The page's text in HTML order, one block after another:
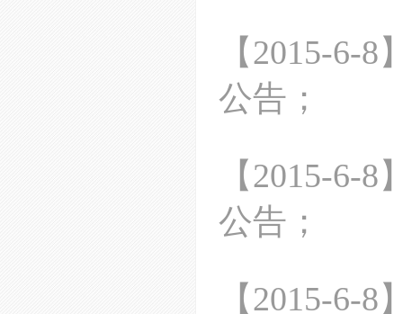
【2015-6-8
公告；
【2015-6-8
公告；
【2015-6-8